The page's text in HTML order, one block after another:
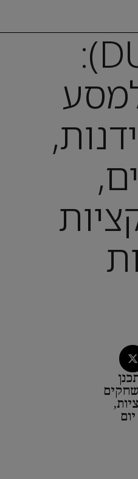
דובאי (DUBAI):
שחקים